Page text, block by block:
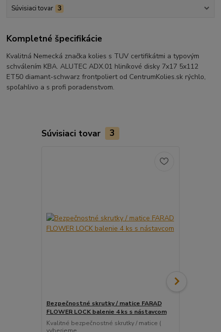
Súvisiaci tovar 3
Kompletné špecifikácie
Kvalitná Nemecká značka kolies s TUV certifikátmi a typovým
schválením KBA. ALUTEC ADX.01 hliníkové disky 7x17 5x112
ET50 diamant-schwarz frontpoliert od CentrumKolies.sk rýchlo,
spoľahlivo a s profi poradenstvom.
Súvisiaci tovar 3
Bezpečnostné skrutky / matice FARAD
FLOWER LOCK balenie 4 ks s nástavcom
Kvalitné bezpečnostné skrutky / matice (